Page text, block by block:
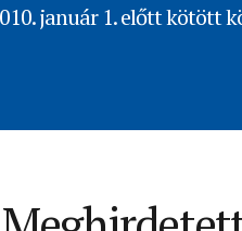
január 1. előtt kötött